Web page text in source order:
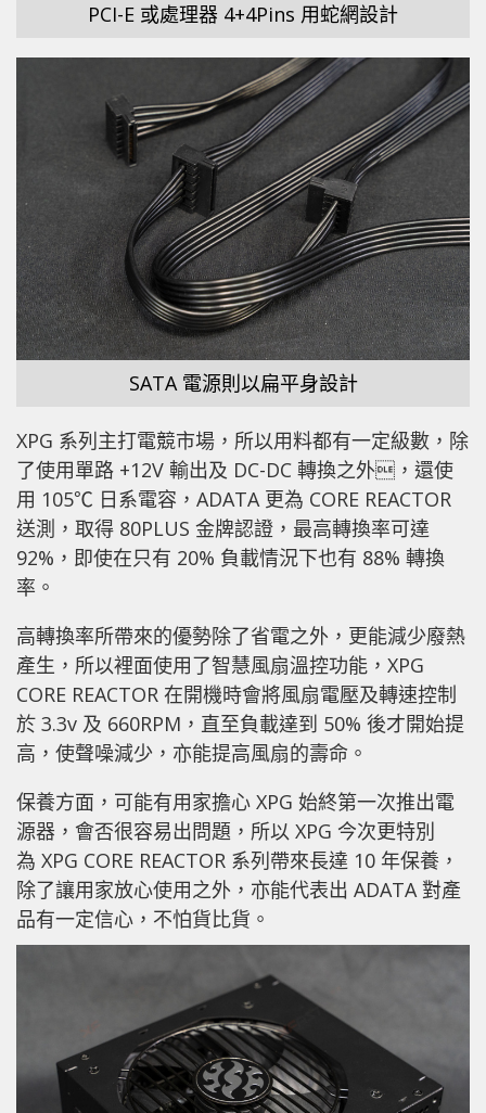
PCI-E 或處理器 4+4Pins 用蛇網設計
SATA 電源則以扁平身設計
XPG 系列主打電競市場，所以用料都有一定級數，除
了使用單路 +12V 輸出及 DC-DC 轉換之外，還使
用 105℃ 日系電容，ADATA 更為 CORE REACTOR
送測，取得 80PLUS 金牌認證，最高轉換率可達
92%，即使在只有 20% 負載情況下也有 88% 轉換
率。
高轉換率所帶來的優勢除了省電之外，更能減少廢熱
產生，所以裡面使用了智慧風扇溫控功能，XPG
CORE REACTOR 在開機時會將風扇電壓及轉速控制
於 3.3v 及 660RPM，直至負載達到 50% 後才開始提
高，使聲噪減少，亦能提高風扇的壽命。
保養方面，可能有用家擔心 XPG 始終第一次推出電
源器，會否很容易出問題，所以 XPG 今次更特別
為 XPG CORE REACTOR 系列帶來長達 10 年保養，
除了讓用家放心使用之外，亦能代表出 ADATA 對產
品有一定信心，不怕貨比貨。